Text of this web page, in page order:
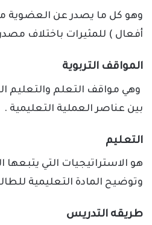
وهو كل ما يصدر عن العضوية
أفعال ) للمثيرات باختلاف
المواقف التربوية
وهي مواقف التعلم والتعليم
بين عناصر العملية التعليمية .
التعليم
هو الاستراتيجيات التي
وتوضيح المادة التعليمية
طريقه التدريس